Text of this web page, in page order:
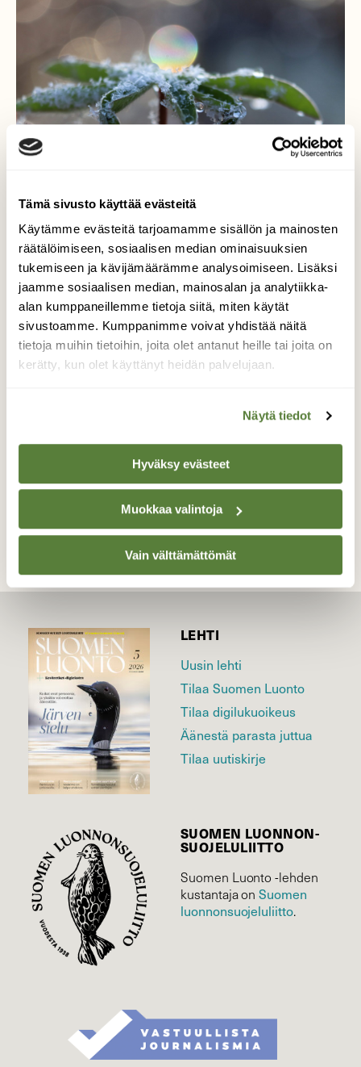
Tämä sivusto käyttää evästeitä
Käytämme evästeitä tarjoamamme sisällön ja mainosten
räätälöimiseen, sosiaalisen median ominaisuuksien
tukemiseen ja kävijämäärämme analysoimiseen. Lisäksi
jaamme sosiaalisen median, mainosalan ja analytiikka-
alan kumppaneillemme tietoja siitä, miten käytät
sivustoamme. Kumppanimme voivat yhdistää näitä
tietoja muihin tietoihin, joita olet antanut heille tai joita on
kerätty, kun olet käyttänyt heidän palvelujaan.
Näytä tiedot
Hyväksy evästeet
Muokkaa valintoja
Vain välttämättömät
Sinnikäs vieraslaji
Lupiini näyttää sinnittelevät vihreänä, vaikka
eletään jo puolta väliä marraskuuta. Vihreitä
taimia pukkaa tienvarsilla ja ojien
Valokuvaaja: Irja Lehtinen, Lempäälä 12.11.2019
TAKAISIN LISTAAN
LEHTI
Uusin lehti
Tilaa Suomen Luonto
Tilaa digilukuoikeus
Äänestä parasta juttua
Tilaa uutiskirje
SUOMEN LUONNON­
SUOJELU­LIITTO
Suomen Luonto -lehden
kustantaja onSuomen
luonnonsuojelu­liitto.